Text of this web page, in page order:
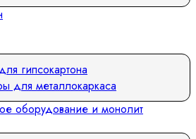
гипсокартона
для металлокаркаса
оборудование и монолит